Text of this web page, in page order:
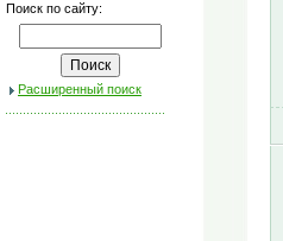
Поиск по сайту:
Расширенный поиск